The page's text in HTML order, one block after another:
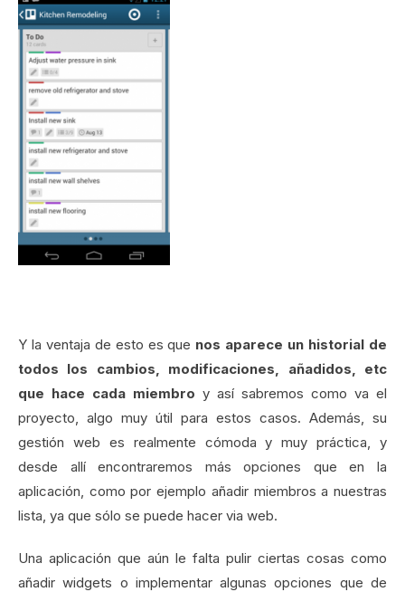
Y la ventaja de esto es que nos aparece un historial de
todos los cambios, modificaciones, añadidos, etc
que hace cada miembro y así sabremos como va el
proyecto, algo muy útil para estos casos. Además, su
gestión web es realmente cómoda y muy práctica, y
desde allí encontraremos más opciones que en la
aplicación, como por ejemplo añadir miembros a nuestras
lista, ya que sólo se puede hacer via web.
Una aplicación que aún le falta pulir ciertas cosas como
añadir widgets o implementar algunas opciones que de